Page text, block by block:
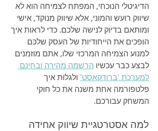
הדיגיטלי הנוכחי, המפתח לצמיחה הוא לא
שיווק רועש והמוני, אלא שיווק מנוקד, אישי
ומותאם בדיוק לנישה שלכם. כדי לראות איך
הופכים את הייחודיות של העסק שלכם
למנוע הצמיחה המרכזי שלו, אתם מוזמנים
לבצע כבר עכשיו הרשמה מהירה ובחינם
למערכת 'ברודקאסט' ולגלות איך
פלטפורמה אחת משנה את כל חוקי
המשחק עבורכם.
למה אסטרטגיית שיווק אחידה